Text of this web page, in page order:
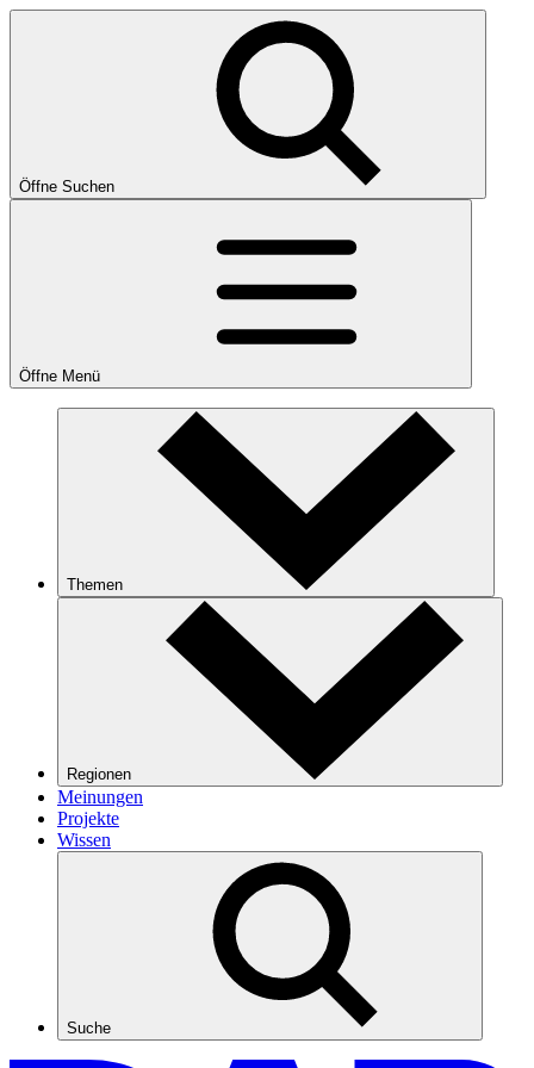
Öffne Suchen
Öffne Menü
Themen
Regionen
Meinungen
Projekte
Wissen
Suche